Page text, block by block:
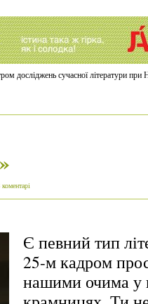
досліджень сучасної літератури
Є певний тип
25-м кадром
нашими очима у